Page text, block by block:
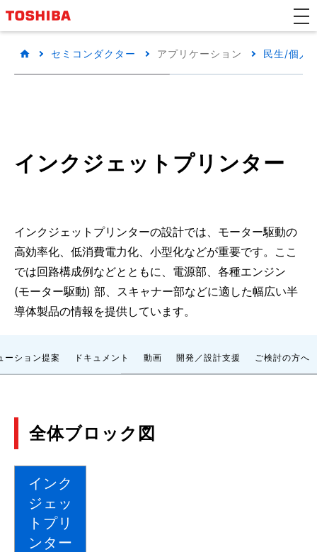
セミコンダクター アプリケーション 民生/個人
インクジェットプリンター
インクジェットプリンターの設計では、モーター駆動の
高効率化、低消費電力化、小型化などが重要です。ここ
では回路構成例などとともに、電源部、各種エンジン
(モーター駆動) 部、スキャナー部などに適した幅広い半
導体製品の情報を提供しています。
ーション提案 ドキュメント 動画 開発／設計支援 ご検討の方へ
全体ブロック図
インク
ジェッ
トプリ
ンター